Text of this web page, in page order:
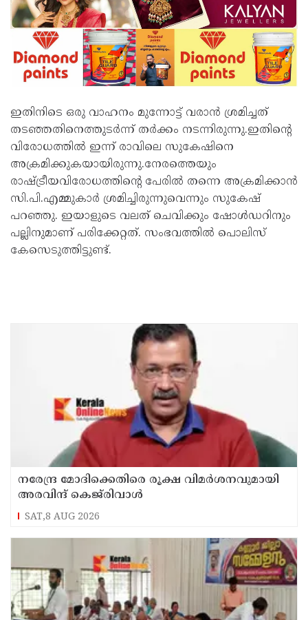
ഇതിനിടെ ഒരു വാഹനം മുന്നോട്ട് വരാന്‍ ശ്രമിച്ചത്
തടഞ്ഞതിനെത്തുടര്‍ന്ന് തര്‍ക്കം നടന്നിരുന്നു.ഇതിന്റെ
വിരോധത്തില്‍ ഇന്ന് രാവിലെ സുകേഷിനെ
അക്രമിക്കുകയായിരുന്നു.നേരത്തെയും
രാഷ്ട്രീയവിരോധത്തിന്റെ പേരില്‍ തന്നെ അക്രമിക്കാന്‍
സി.പി.എമ്മുകാര്‍ ശ്രമിച്ചിരുന്നുവെന്നും സുകേഷ്
പറഞ്ഞു. ഇയാളുടെ വലത് ചെവിക്കും ഷോള്‍ഡറിനും
പല്ലിനുമാണ് പരിക്കേറ്റത്. സംഭവത്തിൽ പൊലിസ്
കേസെടുത്തിട്ടുണ്ട്.
നരേന്ദ്ര മോദിക്കെതിരെ രൂക്ഷ വിമർശനവുമായി
അരവിന്ദ് കെജ്‌രിവാൾ
SAT,8 AUG 2026